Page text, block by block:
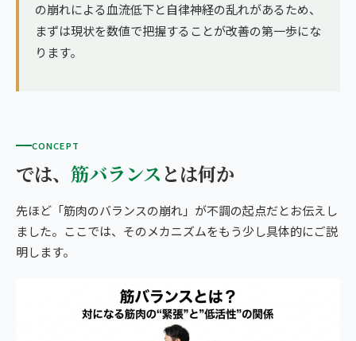
の崩れによる血流低下と自律神経の乱れがあるため、
まずは現状を数値で把握することが改善の第一歩にな
ります。
CONCEPT
では、 筋バランス とは何か
先ほど「筋肉のバランスの崩れ」が不調の起点だとお伝えし
ました。ここでは、そのメカニズムをもう少し具体的にご説
明します。